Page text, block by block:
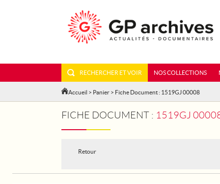
RECHERCHER ET VOIR NOS COLLECTIONS
Accueil > Panier > Fiche Document : 1519GJ 00008
FICHE DOCUMENT : 1519GJ 00008 - LE
Retour